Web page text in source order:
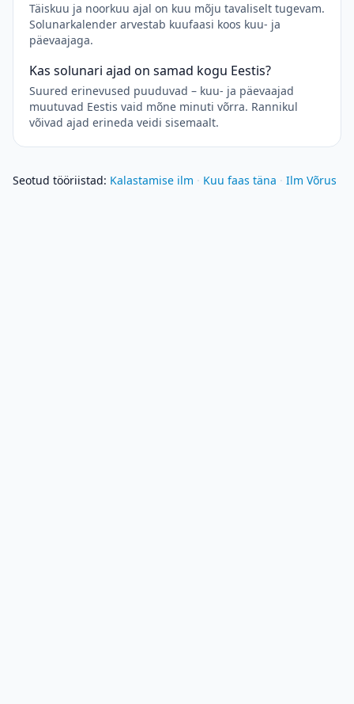
Täiskuu ja noorkuu ajal on kuu mõju tavaliselt tugevam.
Solunarkalender arvestab kuufaasi koos kuu- ja
päevaajaga.
Kas solunari ajad on samad kogu Eestis?
Suured erinevused puuduvad – kuu- ja päevaajad
muutuvad Eestis vaid mõne minuti võrra. Rannikul
võivad ajad erineda veidi sisemaalt.
Seotud tööriistad: Kalastamise ilm · Kuu faas täna · Ilm Võrus